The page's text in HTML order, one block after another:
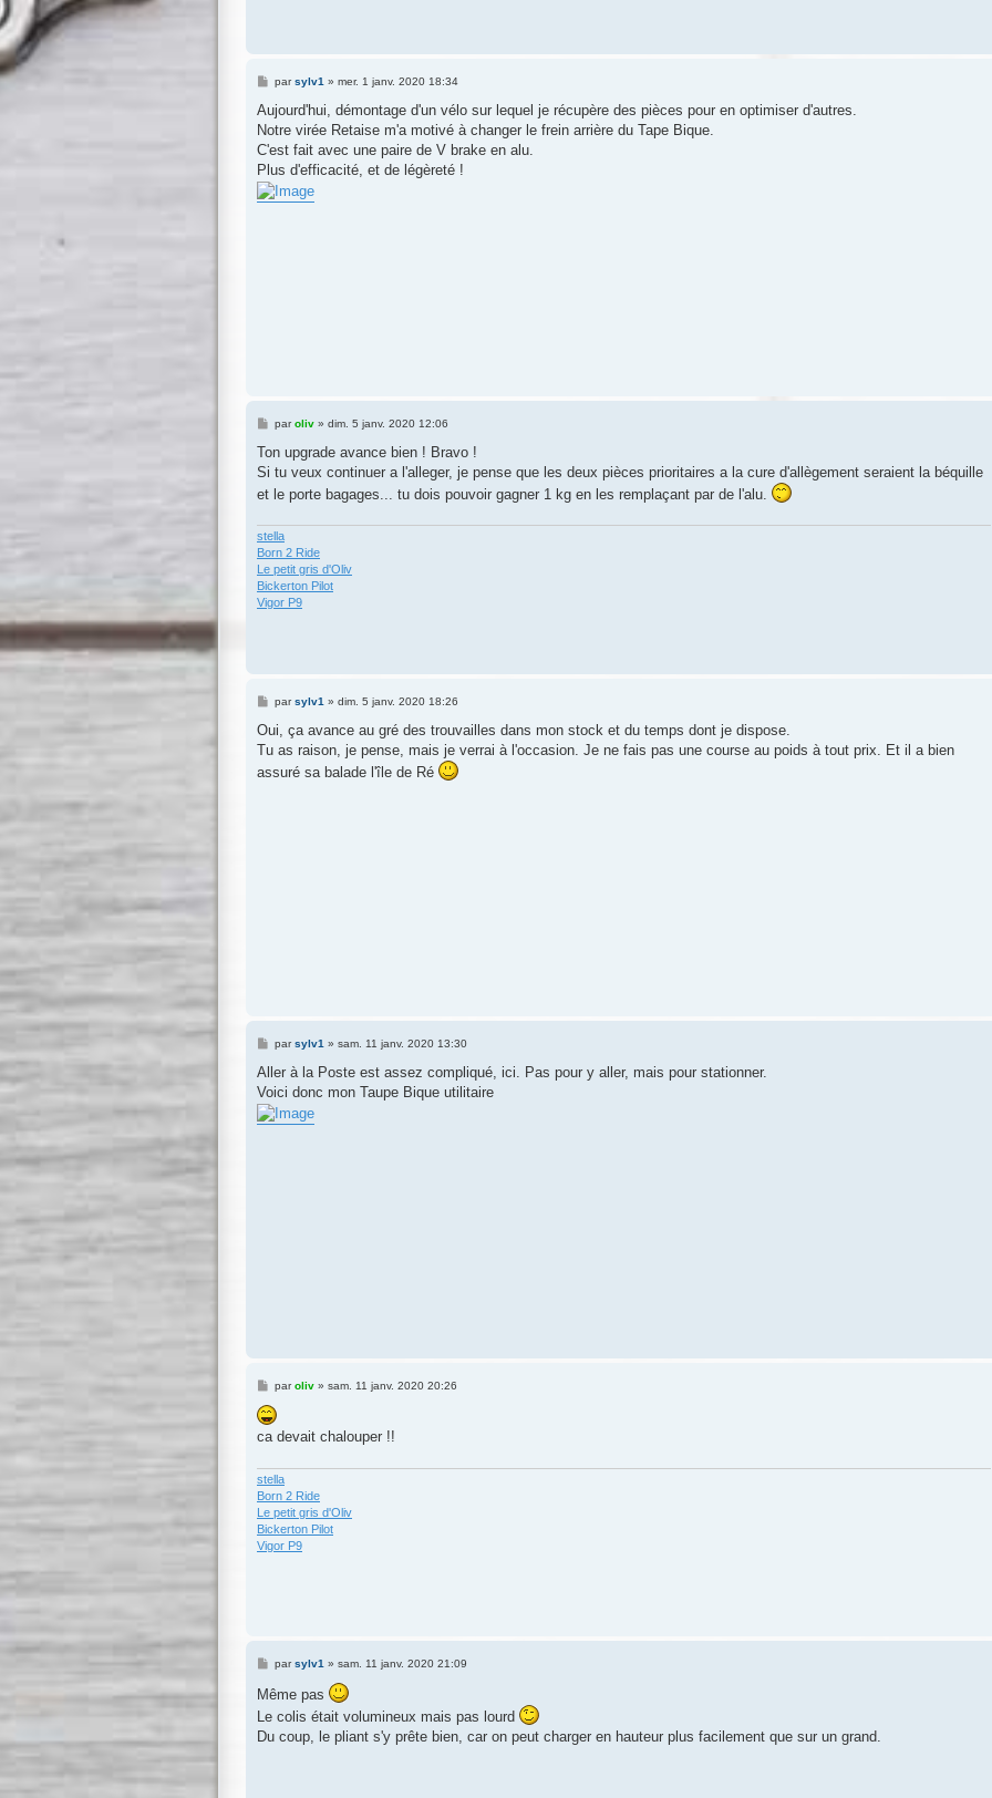
M
s
s
a
g
parsylv1 » mer. 1 janv. 2020 18:34
Aujourd'hui, démontage d'un vélo sur lequel je récupère des pièces pour en optimiser d'autres.
Notre virée Retaise m'a motivé à changer le frein arrière du Tape Bique.
C'est fait avec une paire de V brake en alu.
Plus d'efficacité, et de légèreté !
M
s
a
g
e
paroliv» dim. 5 janv. 2020 12:06
Ton upgrade avance bien ! Bravo !
Si tu veux continuer a l'alleger, je pense que les deux pièces prioritaires a la cure d'allègement seraient la béquille
et le porte bagages... tu dois pouvoir gagner 1 kg en les remplaçant par de l'alu.
stella
Born 2 Ride
Le petit gris d'Oliv
Bickerton Pilot
Vigor P9
M
s
a
e
parsylv1 » dim. 5 janv. 2020 18:26
Oui, ça avance au gré des trouvailles dans mon stock et du temps dont je dispose.
Tu as raison, je pense, mais je verrai à l'occasion. Je ne fais pas une course au poids à tout prix. Et il a bien
assuré sa balade l'île de Ré
M
s
a
g
e
parsylv1 » sam. 11 janv. 2020 13:30
Aller à la Poste est assez compliqué, ici. Pas pour y aller, mais pour stationner.
Voici donc mon Taupe Bique utilitaire
M
s
s
a
paroliv» sam. 11 janv. 2020 20:26
ca devait chalouper !!
stella
Born 2 Ride
Le petit gris d'Oliv
Bickerton Pilot
Vigor P9
M
s
s
a
e
parsylv1 » sam. 11 janv. 2020 21:09
Même pas
Le colis était volumineux mais pas lourd
Du coup, le pliant s'y prête bien, car on peut charger en hauteur plus facilement que sur un grand.